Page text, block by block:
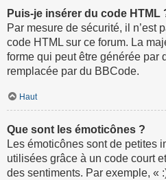
Puis-je insérer du code HTML
Par mesure de sécurité, il n’est
code HTML sur ce forum. La
forme qui peut être générée par
remplacée par du BBCode.
Haut
Que sont les émoticônes ?
Les émoticônes sont de petites
utilisées grâce à un code court
des sentiments. Par exemple, «